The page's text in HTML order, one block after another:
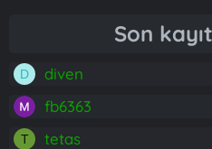
Son
D diven
fb6363
T tetas